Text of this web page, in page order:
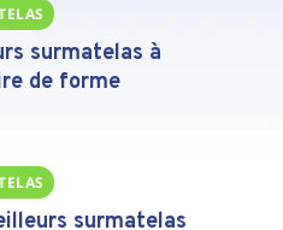
surmatelas à
de forme
surmatelas